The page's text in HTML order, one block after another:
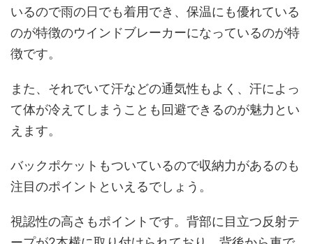
いるので雨の日でも着用でき、保温にも優れている
のが特徴のウインドブレーカーになっているのが特
徴です。
また、それでいて汗などの通気性もよく、汗によっ
て体が冷えてしまうことも回避できるのが魅力とい
えます。
バックポケットもついているので収納力があるのも
注目のポイントといえるでしょう。
視認性の高さもポイントです。背部に目立つ反射テ